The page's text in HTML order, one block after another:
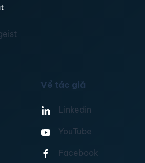
Về tác giả
Linkedin
YouTube
Facebook